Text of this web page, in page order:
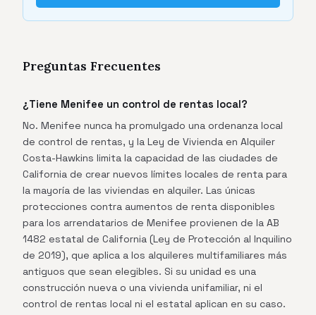
Preguntas Frecuentes
¿Tiene Menifee un control de rentas local?
No. Menifee nunca ha promulgado una ordenanza local
de control de rentas, y la Ley de Vivienda en Alquiler
Costa-Hawkins limita la capacidad de las ciudades de
California de crear nuevos límites locales de renta para
la mayoría de las viviendas en alquiler. Las únicas
protecciones contra aumentos de renta disponibles
para los arrendatarios de Menifee provienen de la AB
1482 estatal de California (Ley de Protección al Inquilino
de 2019), que aplica a los alquileres multifamiliares más
antiguos que sean elegibles. Si su unidad es una
construcción nueva o una vivienda unifamiliar, ni el
control de rentas local ni el estatal aplican en su caso.